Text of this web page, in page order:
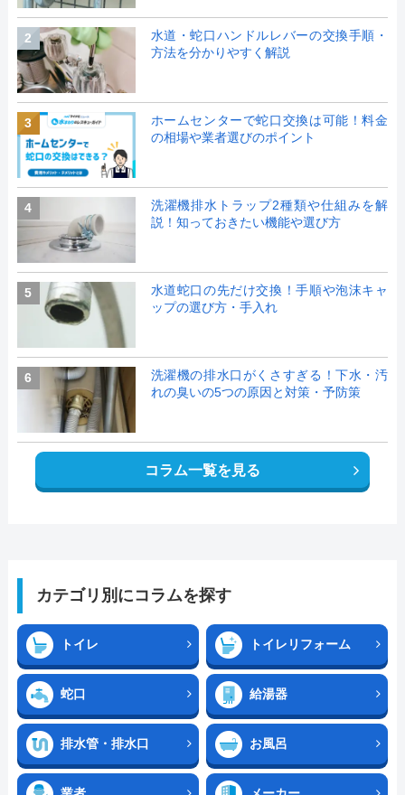
2
水道・蛇口ハンドルレバーの交換手順・
方法を分かりやすく解説
3
ホームセンターで蛇口交換は可能！料金
の相場や業者選びのポイント
4
洗濯機排水トラップ2種類や仕組みを解
説！知っておきたい機能や選び方
5
水道蛇口の先だけ交換！手順や泡沫キャ
ップの選び方・手入れ
6
洗濯機の排水口がくさすぎる！下水・汚
れの臭いの5つの原因と対策・予防策
コラム一覧を見る
カテゴリ別にコラムを探す
トイレ トイレリフォーム
蛇口 給湯器
排水管・排水口 お風呂